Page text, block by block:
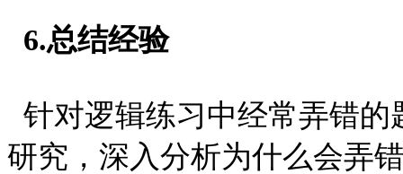
6.总结经验
针对逻辑练习中经常弄错
研究，深入分析为什么会弄